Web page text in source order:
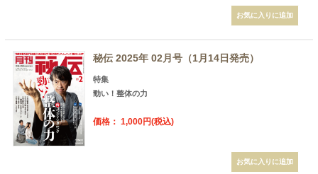
秘伝 2025年 02月号（1月14日発売）
特集
勁い！整体の力
価格： 1,000円(税込)